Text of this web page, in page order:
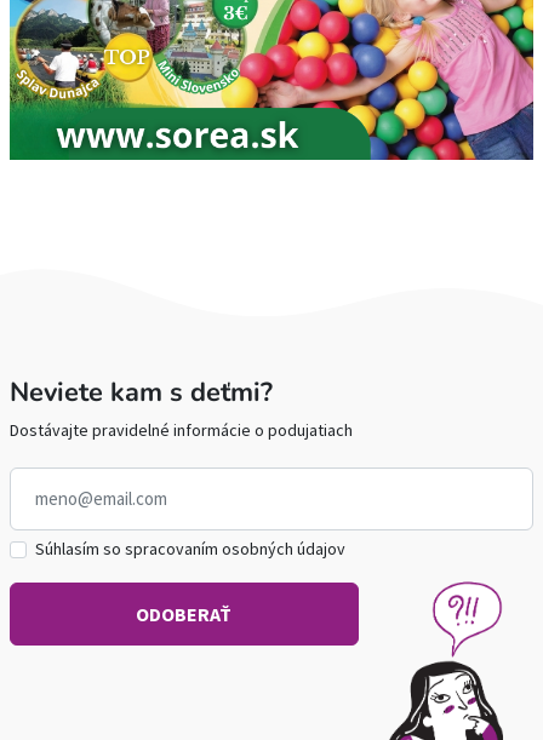
Neviete kam s deťmi?
Dostávajte pravidelné informácie o podujatiach
Súhlasím so spracovaním osobných údajov